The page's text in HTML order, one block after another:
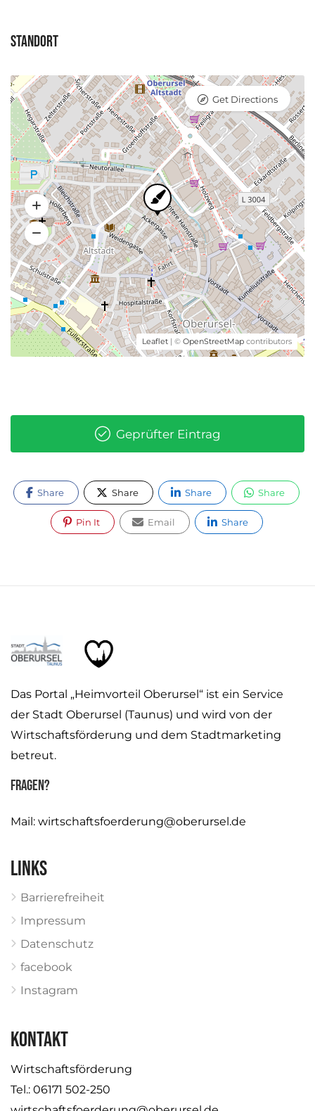
Standort
Leaflet | © OpenStreetMap contributors
Get Directions
Geprüfter Eintrag
Share Share Share Share
Pin It Email Share
Das Portal „Heimvorteil Oberursel“ ist ein Service
der Stadt Oberursel (Taunus) und wird von der
Wirtschaftsförderung und dem Stadtmarketing
betreut.
Fragen?
Mail: wirtschaftsfoerderung@oberursel.de
Links
Barrierefreiheit
Impressum
Datenschutz
facebook
Instagram
KONTAKT
Wirtschaftsförderung
Tel.: 06171 502-250